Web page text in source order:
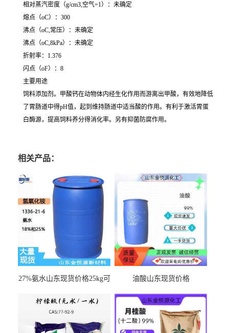
相对蒸汽密度（g/cm3,空气=1）：未确定
熔点（oC）：300
沸点（oC,常压）：未确定
沸点（oC,8kPa）：未确定
折射率：1.376
闪点（oF）：8
主要用途
饲料添加剂。甲酸钙在动物体内经生化作用而游离出甲酸，有效地降低
了胃肠道中得pH值，起到维持肠道中适当酸的作用。有利于激活胃蛋
白酶源，提高饲料养分得消化率。另有抑菌防腐作用。
相关产品：
27%氨水山东现货价格25kg可
油酸山东现货价格